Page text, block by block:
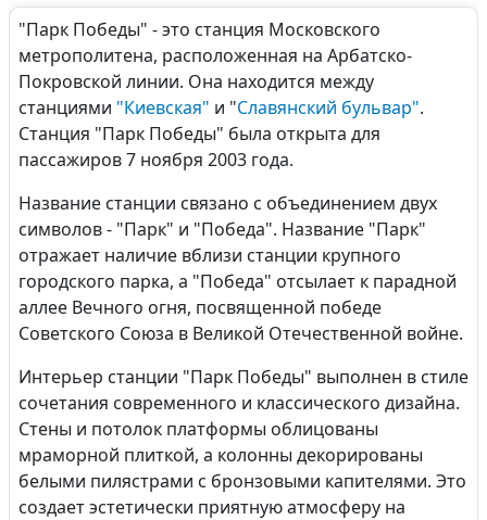
"Парк Победы" - это станция Московского
метрополитена, расположенная на Арбатско-
Покровской линии. Она находится между
станциями "Киевская" и "Славянский бульвар".
Станция "Парк Победы" была открыта для
пассажиров 7 ноября 2003 года.
Название станции связано с объединением двух
символов - "Парк" и "Победа". Название "Парк"
отражает наличие вблизи станции крупного
городского парка, а "Победа" отсылает к парадной
аллее Вечного огня, посвященной победе
Советского Союза в Великой Отечественной войне.
Интерьер станции "Парк Победы" выполнен в стиле
сочетания современного и классического дизайна.
Стены и потолок платформы облицованы
мраморной плиткой, а колонны декорированы
белыми пилястрами с бронзовыми капителями. Это
создает эстетически приятную атмосферу на